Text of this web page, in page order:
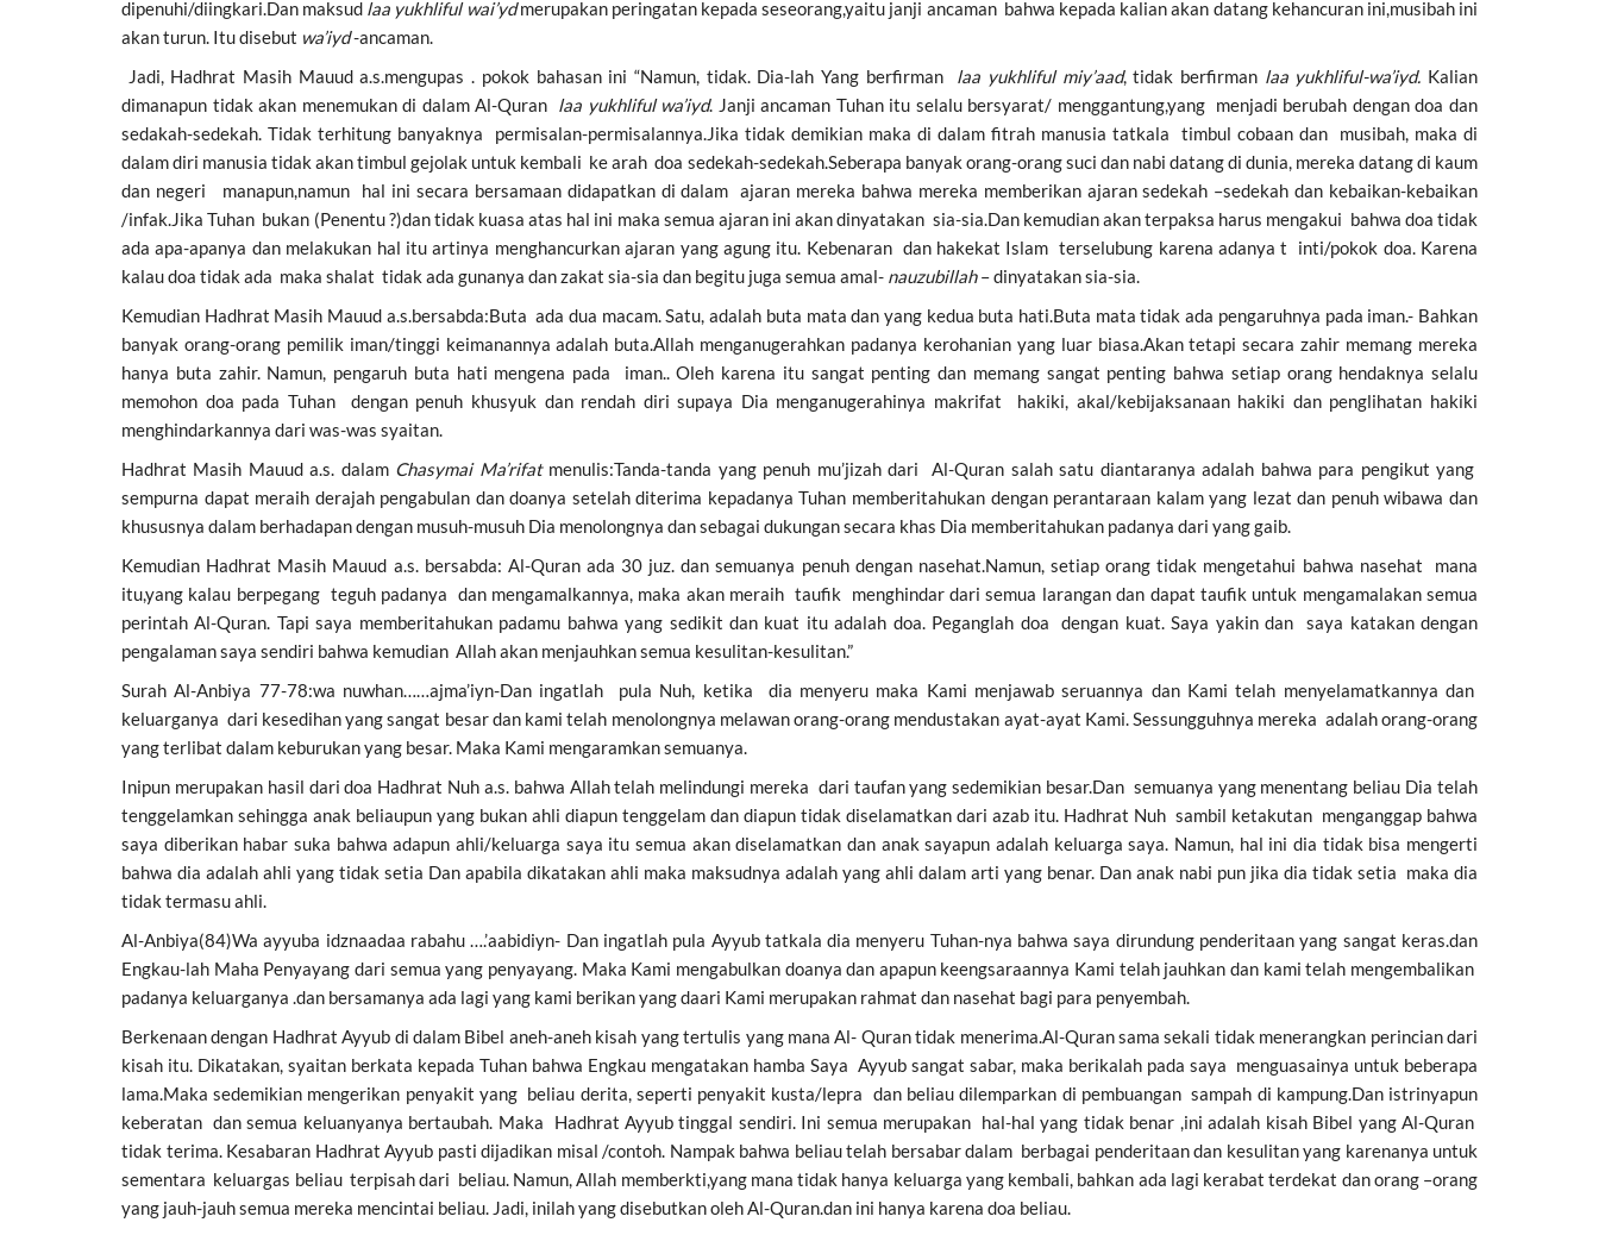
dipenuhi/diingkari.Dan maksud laa yukhliful wai’ydmerupakan peringatan kepada seseorang,yaitu janji ancaman bahwa kepada kalian akan datang kehancuran ini,musibah ini
akan turun. Itu disebut wa’iyd-ancaman.
Jadi, Hadhrat Masih Mauud a.s.mengupas . pokok bahasan ini “Namun, tidak. Dia-lah Yang berfirman laa yukhliful miy’aad, tidak berfirman laa yukhliful-wa’iyd. Kalian
dimanapun tidak akan menemukan di dalam Al-Quran laa yukhliful wa’iyd. Janji ancaman Tuhan itu selalu bersyarat/ menggantung,yang menjadi berubah dengan doa dan
sedakah-sedekah. Tidak terhitung banyaknya permisalan-permisalannya.Jika tidak demikian maka di dalam fitrah manusia tatkala timbul cobaan dan musibah, maka di
dalam diri manusia tidak akan timbul gejolak untuk kembali ke arah doa sedekah-sedekah.Seberapa banyak orang-orang suci dan nabi datang di dunia, mereka datang di kaum
dan negeri manapun,namun hal ini secara bersamaan didapatkan di dalam ajaran mereka bahwa mereka memberikan ajaran sedekah –sedekah dan kebaikan-kebaikan
/infak.Jika Tuhan bukan (Penentu ?)dan tidak kuasa atas hal ini maka semua ajaran ini akan dinyatakan sia-sia.Dan kemudian akan terpaksa harus mengakui bahwa doa tidak
ada apa-apanya dan melakukan hal itu artinya menghancurkan ajaran yang agung itu. Kebenaran dan hakekat Islam terselubung karena adanya t inti/pokok doa. Karena
kalau doa tidak ada maka shalat tidak ada gunanya dan zakat sia-sia dan begitu juga semua amal- nauzubillah– dinyatakan sia-sia.
Kemudian Hadhrat Masih Mauud a.s.bersabda:Buta ada dua macam. Satu, adalah buta mata dan yang kedua buta hati.Buta mata tidak ada pengaruhnya pada iman.- Bahkan
banyak orang-orang pemilik iman/tinggi keimanannya adalah buta.Allah menganugerahkan padanya kerohanian yang luar biasa.Akan tetapi secara zahir memang mereka
hanya buta zahir. Namun, pengaruh buta hati mengena pada iman.. Oleh karena itu sangat penting dan memang sangat penting bahwa setiap orang hendaknya selalu
memohon doa pada Tuhan dengan penuh khusyuk dan rendah diri supaya Dia menganugerahinya makrifat hakiki, akal/kebijaksanaan hakiki dan penglihatan hakiki
menghindarkannya dari was-was syaitan.
Hadhrat Masih Mauud a.s. dalam Chasymai Ma’rifatmenulis:Tanda-tanda yang penuh mu’jizah dari Al-Quran salah satu diantaranya adalah bahwa para pengikut yang
sempurna dapat meraih derajah pengabulan dan doanya setelah diterima kepadanya Tuhan memberitahukan dengan perantaraan kalam yang lezat dan penuh wibawa dan
khususnya dalam berhadapan dengan musuh-musuh Dia menolongnya dan sebagai dukungan secara khas Dia memberitahukan padanya dari yang gaib.
Kemudian Hadhrat Masih Mauud a.s. bersabda: Al-Quran ada 30 juz. dan semuanya penuh dengan nasehat.Namun, setiap orang tidak mengetahui bahwa nasehat mana
itu,yang kalau berpegang teguh padanya dan mengamalkannya, maka akan meraih taufik menghindar dari semua larangan dan dapat taufik untuk mengamalakan semua
perintah Al-Quran. Tapi saya memberitahukan padamu bahwa yang sedikit dan kuat itu adalah doa. Peganglah doa dengan kuat. Saya yakin dan saya katakan dengan
pengalaman saya sendiri bahwa kemudian Allah akan menjauhkan semua kesulitan-kesulitan.”
Surah Al-Anbiya 77-78:wa nuwhan……ajma’iyn-Dan ingatlah pula Nuh, ketika dia menyeru maka Kami menjawab seruannya dan Kami telah menyelamatkannya dan
keluarganya dari kesedihan yang sangat besar dan kami telah menolongnya melawan orang-orang mendustakan ayat-ayat Kami. Sessungguhnya mereka adalah orang-orang
yang terlibat dalam keburukan yang besar. Maka Kami mengaramkan semuanya.
Inipun merupakan hasil dari doa Hadhrat Nuh a.s. bahwa Allah telah melindungi mereka dari taufan yang sedemikian besar.Dan semuanya yang menentang beliau Dia telah
tenggelamkan sehingga anak beliaupun yang bukan ahli diapun tenggelam dan diapun tidak diselamatkan dari azab itu. Hadhrat Nuh sambil ketakutan menganggap bahwa
saya diberikan habar suka bahwa adapun ahli/keluarga saya itu semua akan diselamatkan dan anak sayapun adalah keluarga saya. Namun, hal ini dia tidak bisa mengerti
bahwa dia adalah ahli yang tidak setia Dan apabila dikatakan ahli maka maksudnya adalah yang ahli dalam arti yang benar. Dan anak nabi pun jika dia tidak setia maka dia
tidak termasu ahli.
Al-Anbiya(84)Wa ayyuba idznaadaa rabahu ….’aabidiyn- Dan ingatlah pula Ayyub tatkala dia menyeru Tuhan-nya bahwa saya dirundung penderitaan yang sangat keras.dan
Engkau-lah Maha Penyayang dari semua yang penyayang. Maka Kami mengabulkan doanya dan apapun keengsaraannya Kami telah jauhkan dan kami telah mengembalikan
padanya keluarganya .dan bersamanya ada lagi yang kami berikan yang daari Kami merupakan rahmat dan nasehat bagi para penyembah.
Berkenaan dengan Hadhrat Ayyub di dalam Bibel aneh-aneh kisah yang tertulis yang mana Al- Quran tidak menerima.Al-Quran sama sekali tidak menerangkan perincian dari
kisah itu. Dikatakan, syaitan berkata kepada Tuhan bahwa Engkau mengatakan hamba Saya Ayyub sangat sabar, maka berikalah pada saya menguasainya untuk beberapa
lama.Maka sedemikian mengerikan penyakit yang beliau derita, seperti penyakit kusta/lepra dan beliau dilemparkan di pembuangan sampah di kampung.Dan istrinyapun
keberatan dan semua keluanyanya bertaubah. Maka Hadhrat Ayyub tinggal sendiri. Ini semua merupakan hal-hal yang tidak benar ,ini adalah kisah Bibel yang Al-Quran
tidak terima. Kesabaran Hadhrat Ayyub pasti dijadikan misal /contoh. Nampak bahwa beliau telah bersabar dalam berbagai penderitaan dan kesulitan yang karenanya untuk
sementara keluargas beliau terpisah dari beliau. Namun, Allah memberkti,yang mana tidak hanya keluarga yang kembali, bahkan ada lagi kerabat terdekat dan orang –orang
yang jauh-jauh semua mereka mencintai beliau. Jadi, inilah yang disebutkan oleh Al-Quran.dan ini hanya karena doa beliau.